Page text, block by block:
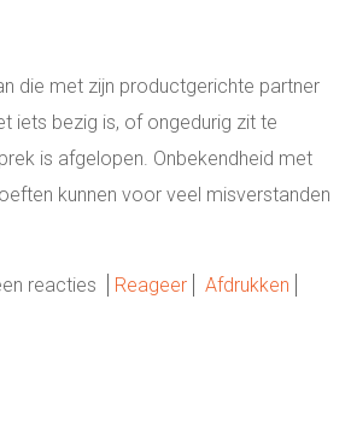
die met zijn productgerichte partner
iets bezig is, of ongedurig zit te
is afgelopen. Onbekendheid met
kunnen voor veel misverstanden
reacties Reageer
Afdrukken